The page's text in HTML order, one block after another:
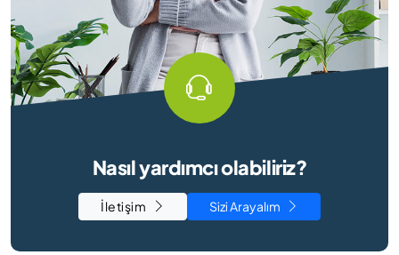
Nasıl yardımcı olabiliriz?
İletişim Sizi Arayalım